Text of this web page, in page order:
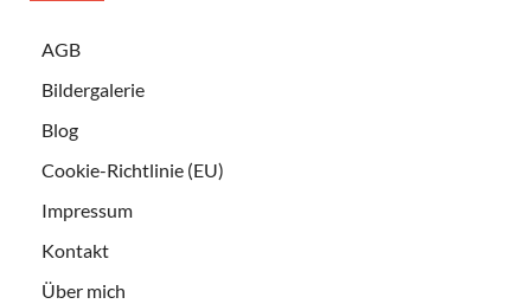
AGB
Bildergalerie
Blog
Cookie-Richtlinie (EU)
Impressum
Kontakt
Über mich